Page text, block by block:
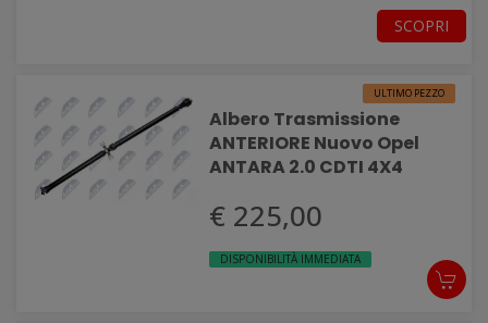
SCOPRI
ULTIMO PEZZO
Albero Trasmissione
ANTERIORE Nuovo Opel
ANTARA 2.0 CDTI 4X4
€ 225,00
DISPONIBILITÀ IMMEDIATA